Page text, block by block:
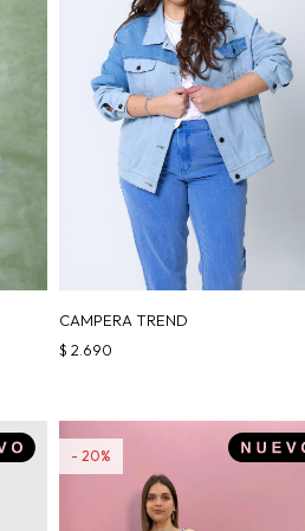
CAMPERA TREND
$ 2.690
20